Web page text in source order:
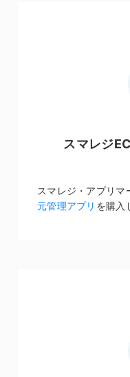
スマレジ
スマレジ・アプリマ
元管理アプリ を購入